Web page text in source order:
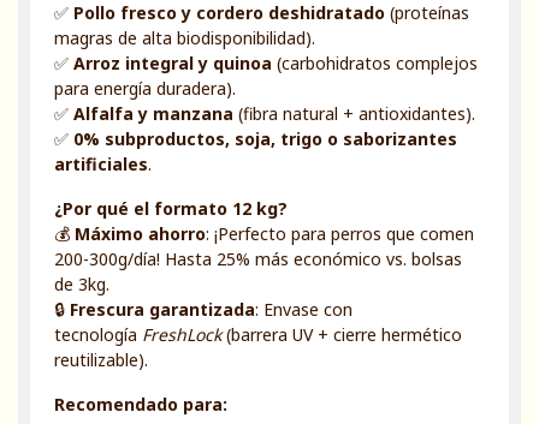
✅ Pollo fresco y cordero deshidratado (proteínas
magras de alta biodisponibilidad).
✅ Arroz integral y quinoa (carbohidratos complejos
para energía duradera).
✅ Alfalfa y manzana (fibra natural + antioxidantes).
✅ 0% subproductos, soja, trigo o saborizantes
artificiales.
¿Por qué el formato 12 kg?
💰 Máximo ahorro: ¡Perfecto para perros que comen
200-300g/día! Hasta 25% más económico vs. bolsas
de 3kg.
🔒 Frescura garantizada: Envase con
tecnología FreshLock(barrera UV + cierre hermético
reutilizable).
Recomendado para: